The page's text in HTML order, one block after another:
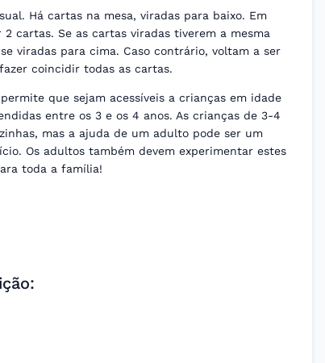
Há cartas na mesa, viradas para baixo. Em
cartas. Se as cartas viradas tiverem a mesma
viradas para cima. Caso contrário, voltam a ser
coincidir todas as cartas.
que sejam acessíveis a crianças em idade
entre os 3 e os 4 anos. As crianças de 3-4
mas a ajuda de um adulto pode ser um
Os adultos também devem experimentar estes
toda a família!